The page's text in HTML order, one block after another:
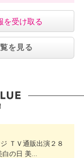
を受け取る
を見る
ＴＶ通販出演２８
白の日 美...